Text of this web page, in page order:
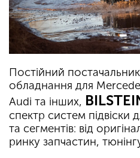
Постійний
обладнання для
Audi та інших,
спектр систем підвіски
та сегментів: від
ринку запчастин,